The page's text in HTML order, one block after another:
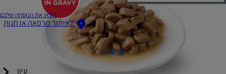
מצאו את הנוסחה שלכם
לאיתור מרפאה או חנות
שפה
עיון